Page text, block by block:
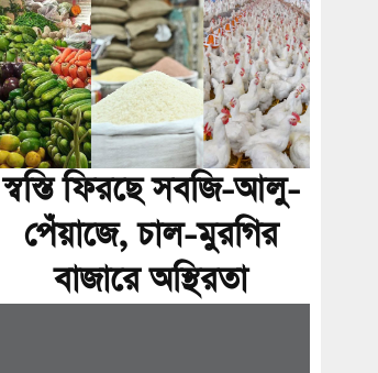
স্বস্তি ফিরছে সবজি-আলু-
পেঁয়াজে, চাল-মুরগির
বাজারে অস্থিরতা